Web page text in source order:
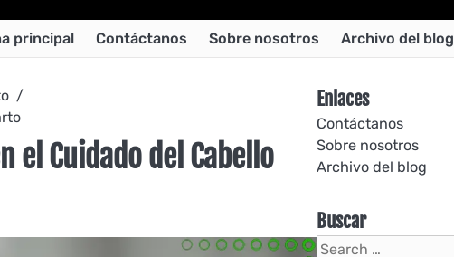
principal Contáctanos Sobre nosotros Archivo del blog
el Cuidado del Cabello
Enlaces
Contáctanos
Sobre nosotros
Archivo del blog
Buscar
Search